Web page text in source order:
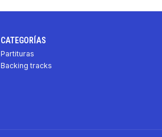
CATEGORÍAS
Partituras
Backing tracks